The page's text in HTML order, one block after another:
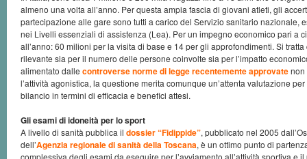
almeno una volta all’anno. Per questa ampia fascia di giovani atleti, gli
partecipazione alle gare sono tutti a carico del Servizio sanitario nazionale,
nei Livelli essenziali di assistenza (Lea). Per un impegno economico pari a
all’anno: 60 milioni per la visita di base e 14 per gli approfondimenti. Si
rilevante sia per il numero delle persone coinvolte sia per l’impatto
alimentato dalle controverse norme di legge recentemente approvatenon
l’attività agonistica, la questione merita comunque un’attenta valutazione
bilancio in termini di efficacia e benefici attesi.
Gli esami di idoneità per lo sport
A livello di sanità pubblica il dossier “Fidippide”, pubblicato nel 2005
dell’Agenzia regionale di sanità della Toscana, è un ottimo punto di
complessiva degli esami da eseguire per l’avviamento all’attività sportiva e